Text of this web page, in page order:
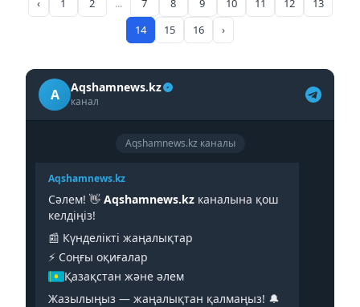
‹ 1 2 ... 7 8 9 10 11 12
13
14
15 16 ›
A Aqshamnews.kz
канал
Aqshamnews.kz каналы
Aqshamnews.kz
Сәлем! 👋 Aqshamnews.kz каналына қош
келдіңіз!
📰 Күнделікті жаңалықтар
⚡️ Соңғы оқиғалар
Қазақстан және әлем
Жазылыңыз — жаңалықтан қалмаңыз! 🔔